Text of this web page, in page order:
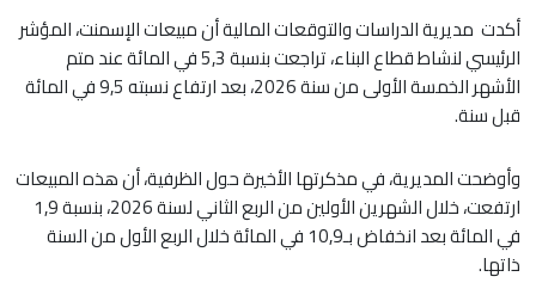
أكدت مديرية الدراسات والتوقعات المالية أن مبيعات الإسمنت، المؤشر
الرئيسي لنشاط قطاع البناء، تراجعت بنسبة 5,3 في المائة عند متم
الأشهر الخمسة الأولى من سنة 2026، بعد ارتفاع نسبته 9,5 في المائة
قبل سنة.
وأوضحت المديرية، في مذكرتها الأخيرة حول الظرفية، أن هذه المبيعات
ارتفعت، خلال الشهرين الأولين من الربع الثاني لسنة 2026، بنسبة 1,9
في المائة بعد انخفاض بـ10,9 في المائة خلال الربع الأول من السنة
ذاتها.